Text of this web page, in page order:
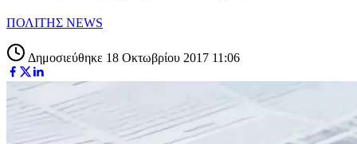
ΠΟΛΙΤΗΣ NEWS
Δημοσιεύθηκε 18 Οκτωβρίου 2017 11:06